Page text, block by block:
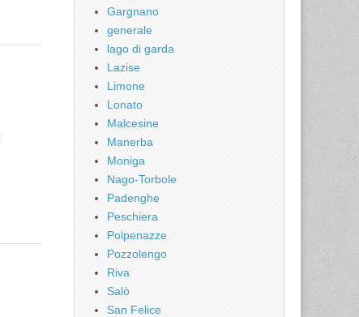
Gargnano
generale
lago di garda
Lazise
Limone
Lonato
Malcesine
Manerba
Moniga
Nago-Torbole
Padenghe
Peschiera
Polpenazze
Pozzolengo
Riva
Salò
San Felice